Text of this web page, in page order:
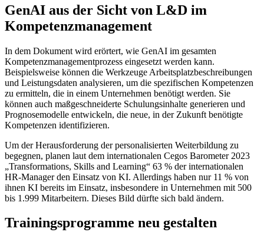
GenAI aus der Sicht von L&D im
Kompetenzmanagement
In dem Dokument wird erörtert, wie GenAI im gesamten
Kompetenzmanagementprozess eingesetzt werden kann.
Beispielsweise können die Werkzeuge Arbeitsplatzbeschreibungen
und Leistungsdaten analysieren, um die spezifischen Kompetenzen
zu ermitteln, die in einem Unternehmen benötigt werden. Sie
können auch maßgeschneiderte Schulungsinhalte generieren und
Prognosemodelle entwickeln, die neue, in der Zukunft benötigte
Kompetenzen identifizieren.
Um der Herausforderung der personalisierten Weiterbildung zu
begegnen, planen laut dem internationalen Cegos Barometer 2023
„Transformations, Skills and Learning“ 63 % der internationalen
HR-Manager den Einsatz von KI. Allerdings haben nur 11 % von
ihnen KI bereits im Einsatz, insbesondere in Unternehmen mit 500
bis 1.999 Mitarbeitern. Dieses Bild dürfte sich bald ändern.
Trainingsprogramme neu gestalten